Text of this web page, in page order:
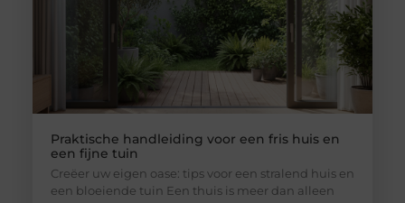
Praktische handleiding voor een fris huis en
een fijne tuin
Creëer uw eigen oase: tips voor een stralend huis en
een bloeiende tuin Een thuis is meer dan alleen